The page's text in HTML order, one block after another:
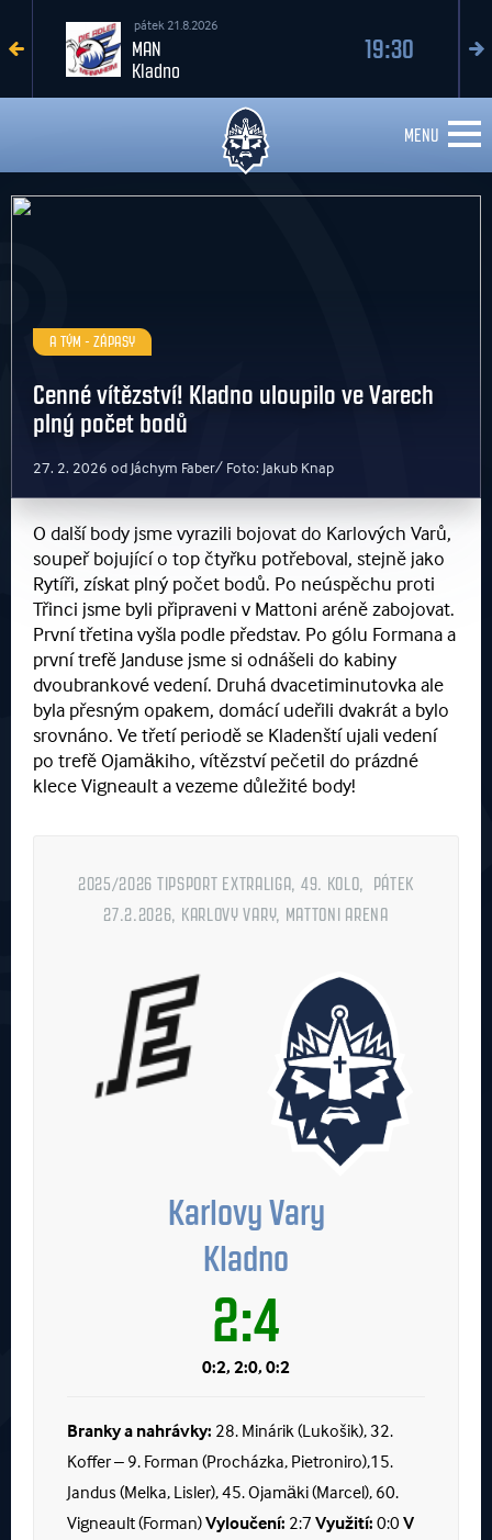
19:30
MENU
A TÝM - ZÁPASY
Cenné vítězství! Kladno uloupilo ve Varech
plný počet bodů
27. 2. 2026 od Jáchym Faber/ Foto: Jakub Knap
O další body jsme vyrazili bojovat do Karlových Varů,
soupeř bojující o top čtyřku potřeboval, stejně jako
Rytíři, získat plný počet bodů. Po neúspěchu proti
Třinci jsme byli připraveni v Mattoni aréně zabojovat.
První třetina vyšla podle představ. Po gólu Formana a
první trefě Janduse jsme si odnášeli do kabiny
dvoubrankové vedení. Druhá dvacetiminutovka ale
byla přesným opakem, domácí udeřili dvakrát a bylo
srovnáno. Ve třetí periodě se Kladenští ujali vedení
po trefě Ojamäkiho, vítězství pečetil do prázdné
klece Vigneault a vezeme důležité body!
2025/2026 TIPSPORT EXTRALIGA, 49. KOLO, PÁTEK
27.2.2026, KARLOVY VARY, MATTONI ARENA
Karlovy Vary
Kladno
2:4
0:2, 2:0, 0:2
Branky a nahrávky: 28. Minárik (Lukošik), 32.
Koffer – 9. Forman (Procházka, Pietroniro),15.
Jandus (Melka, Lisler), 45. Ojamäki (Marcel), 60.
Vigneault (Forman)Vyloučení: 2:7 Využití: 0:0V